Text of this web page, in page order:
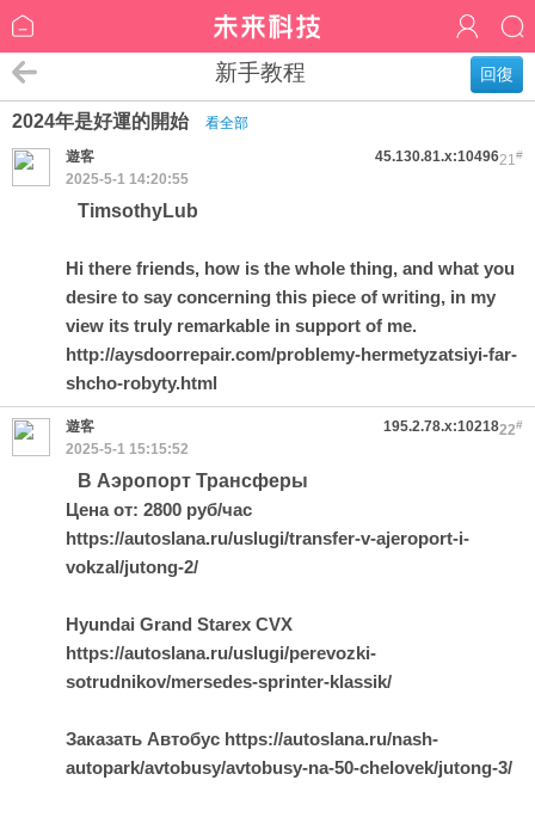
回復
新手教程
2024年是好運的開始 看全部
21#
遊客
45.130.81.x:10496
2025-5-1 14:20:55
TimsothyLub
Hi there friends, how is the whole thing, and what you
desire to say concerning this piece of writing, in my
view its truly remarkable in support of me.
http://aysdoorrepair.com/problemy-hermetyzatsiyi-far-
shcho-robyty.html
22#
遊客
195.2.78.x:10218
2025-5-1 15:15:52
В Аэропорт Трансферы
Цена от: 2800 руб/час
https://autoslana.ru/uslugi/transfer-v-ajeroport-i-
vokzal/jutong-2/
Hyundai Grand Starex CVX
https://autoslana.ru/uslugi/perevozki-
sotrudnikov/mersedes-sprinter-klassik/
Заказать Автобус https://autoslana.ru/nash-
autopark/avtobusy/avtobusy-na-50-chelovek/jutong-3/